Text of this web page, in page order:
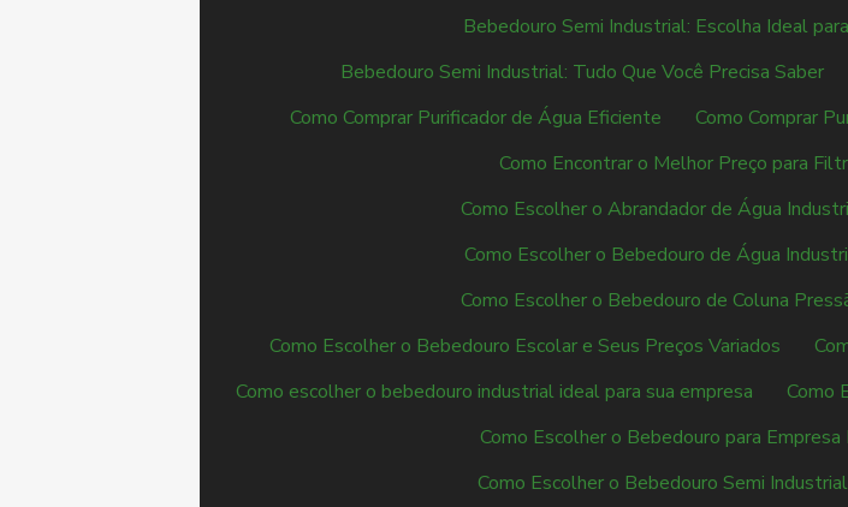
Bebedouro Semi Industrial: Escolha Ideal
Bebedouro Semi Industrial: Tudo Que Você Precisa Saber
Como Comprar Purificador de Água Eficiente
Como Comprar
Como Encontrar o Melhor Preço para
Como Escolher o Abrandador de Água
Como Escolher o Bebedouro de Água
Como Escolher o Bebedouro de Coluna
Como Escolher o Bebedouro Escolar e Seus Preços Variados
Como escolher o bebedouro industrial ideal para sua empresa
Como
Como Escolher o Bebedouro para
Como Escolher o Bebedouro Semi